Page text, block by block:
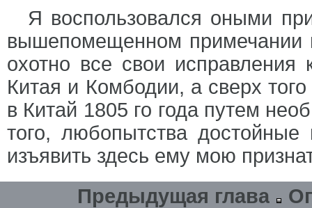
Я воспользовался оными
вышепомещенном примечании
охотно все свои исправления
Китая и Комбодии, а сверх
в Китай 1805 го года путем
того, любопытства
изъявить здесь ему мою
Предыдущая глава